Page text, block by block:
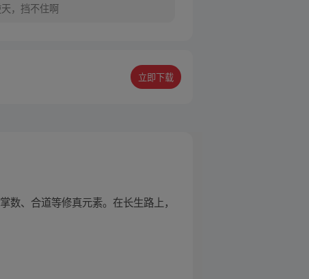
，挡不住啊
立即下载
数、合道等修真元素。在长生路上，